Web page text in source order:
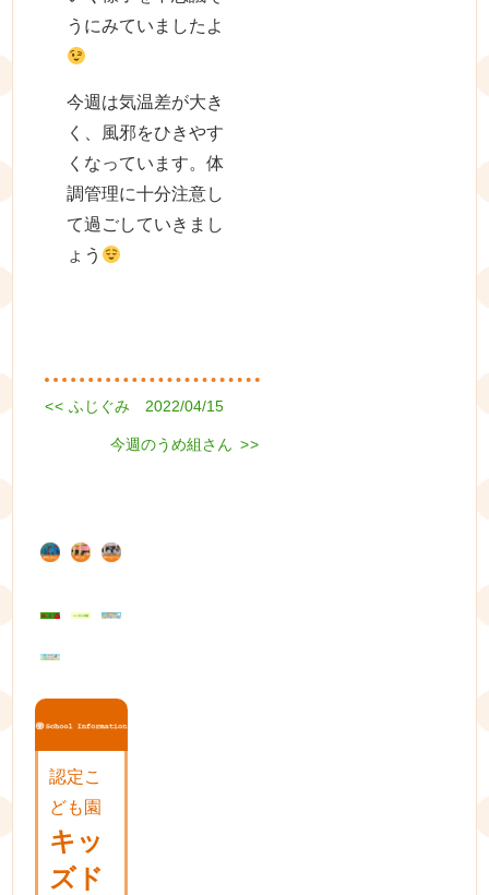
うにみていましたよ
今週は気温差が大き
く、風邪をひきやす
くなっています。体
調管理に十分注意し
て過ごしていきまし
ょう
投
稿
ゲ
ー
ョ
Previous
<< ふじぐみ 2022/04/15
Next
今週のうめ組さん >>
認定こ
ども園
キッ
ズド